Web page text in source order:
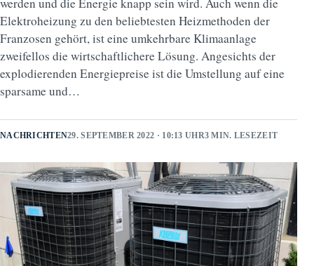
Elektroheizung zu den beliebtesten Heizmethoden der
Franzosen gehört, ist eine umkehrbare Klimaanlage
zweifellos die wirtschaftlichere Lösung. Angesichts der
explodierenden Energiepreise ist die Umstellung auf eine
sparsame und…
NACHRICHTEN29. SEPTEMBER 2022 · 10:13 UHR3 MIN. LESEZEIT